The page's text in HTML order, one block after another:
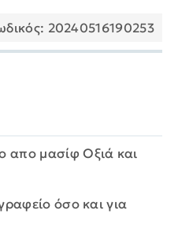
20240516190253
απο μασίφ Οξιά και
όσο και για